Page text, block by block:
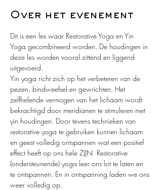
Over het evenement
Dit is een les waar Restorative Yoga en Yin
Yoga gecombineerd worden. De houdingen in
deze les worden vooral zittend en liggend
uitgevoerd.
Yin yoga richt zich op het verbeteren van de
pezen, bindweefsel en gewrichten. Het
zelfhelende vermogen van het lichaam wordt
bekrachtigd door meridianen te stimuleren met
yin houdingen. Door tevens technieken van
restorative yoga te gebruiken kunnen lichaam
en geest volledig ontspannen wat een positief
effect heeft op ons hele ZIJN. Restorative
(ondersteunende) yoga leer ons lot te laten en
te ontspannen. En in ontspanning laden we ons
weer volledig op.